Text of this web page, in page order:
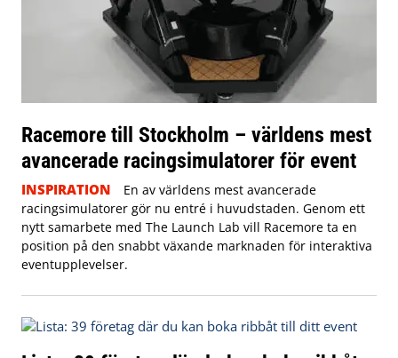
Racemore till Stockholm – världens mest
avancerade racingsimulatorer för event
INSPIRATION
En av världens mest avancerade
racingsimulatorer gör nu entré i huvudstaden. Genom ett
nytt samarbete med The Launch Lab vill Racemore ta en
position på den snabbt växande marknaden för interaktiva
eventupplevelser.